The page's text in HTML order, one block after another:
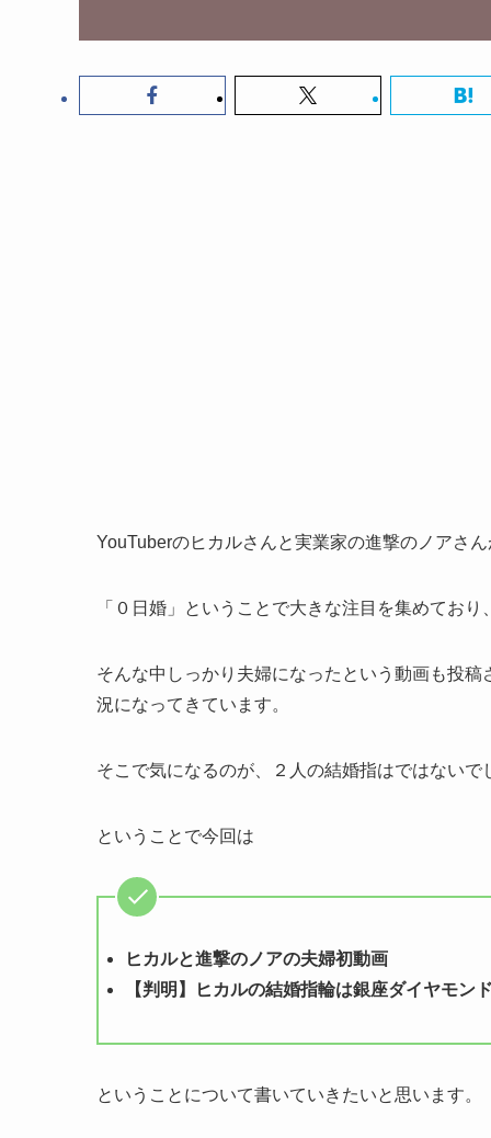
YouTuberのヒカルさんと実業家の進撃のノアさ
「０日婚」ということで大きな注目を集めてお
そんな中しっかり夫婦になったという動画も投
況になってきています。
そこで気になるのが、２人の結婚指はではないで
ということで今回は
ヒカルと進撃のノアの夫婦初動画
【判明】ヒカルの結婚指輪は銀座ダイヤモン
ということについて書いていきたいと思います。